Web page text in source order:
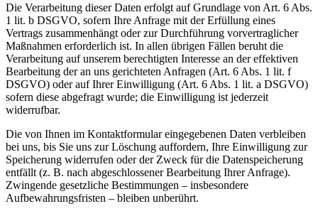
Die Verarbeitung dieser Daten erfolgt auf Grundlage von Art. 6 Abs.
1 lit. b DSGVO, sofern Ihre Anfrage mit der Erfüllung eines
Vertrags zusammenhängt oder zur Durchführung vorvertraglicher
Maßnahmen erforderlich ist. In allen übrigen Fällen beruht die
Verarbeitung auf unserem berechtigten Interesse an der effektiven
Bearbeitung der an uns gerichteten Anfragen (Art. 6 Abs. 1 lit. f
DSGVO) oder auf Ihrer Einwilligung (Art. 6 Abs. 1 lit. a DSGVO)
sofern diese abgefragt wurde; die Einwilligung ist jederzeit
widerrufbar.
Die von Ihnen im Kontaktformular eingegebenen Daten verbleiben
bei uns, bis Sie uns zur Löschung auffordern, Ihre Einwilligung zur
Speicherung widerrufen oder der Zweck für die Datenspeicherung
entfällt (z. B. nach abgeschlossener Bearbeitung Ihrer Anfrage).
Zwingende gesetzliche Bestimmungen – insbesondere
Aufbewahrungsfristen – bleiben unberührt.